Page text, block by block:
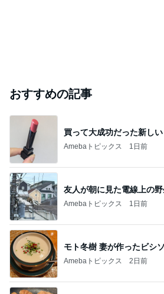
おすすめの記事
買って大成功だった新し
Amebaトピックス 1日前
友人が朝に見た電線上の
Amebaトピックス 1日前
モト冬樹 妻が作ったビシ
Amebaトピックス 2日前